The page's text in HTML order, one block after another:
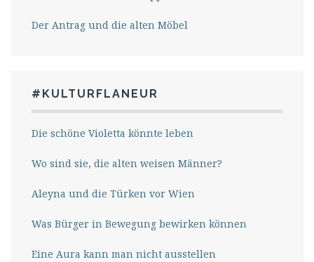
Der Antrag und die alten Möbel
#KULTURFLANEUR
Die schöne Violetta könnte leben
Wo sind sie, die alten weisen Männer?
Aleyna und die Türken vor Wien
Was Bürger in Bewegung bewirken können
Eine Aura kann man nicht ausstellen